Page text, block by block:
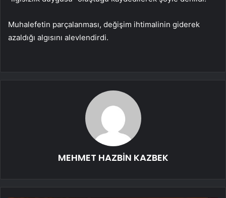
Muhalefetin parçalanması, değişim ihtimalinin giderek
azaldığı algısını alevlendirdi.
MEHMET HAZBİN KAZBEK